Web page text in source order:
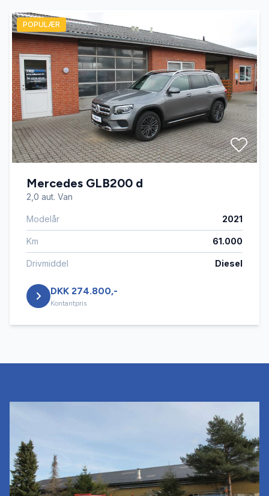
POPULÆR
Mercedes GLB200 d
2,0 aut. Van
Modelår 2021
Km 61.000
Drivmiddel Diesel
DKK 274.800,-
Kontantpris